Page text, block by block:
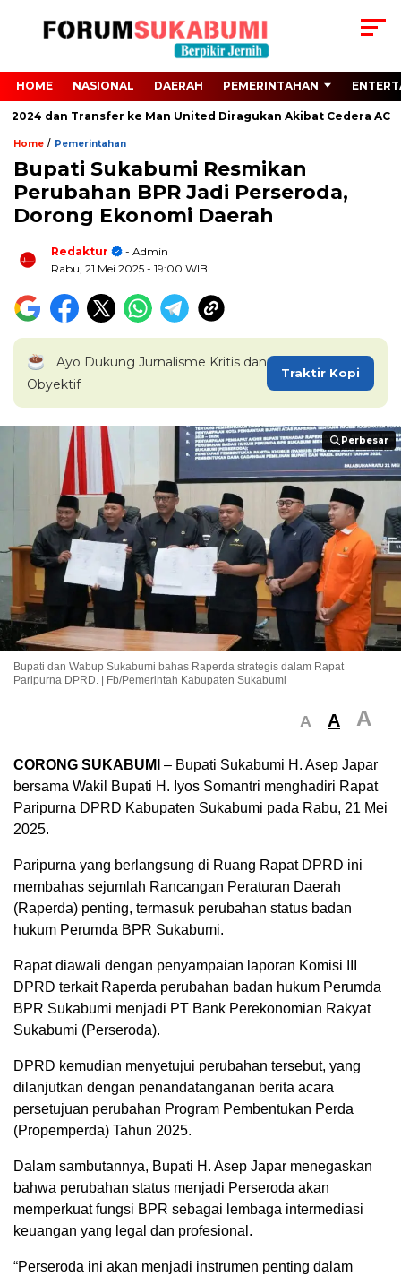
HOME NASIONAL DAERAH PEMERINTAHAN
dan Transfer ke Man United Diragukan Akibat Cedera ACL
Home / Pemerintahan
Bupati Sukabumi Resmikan
Perubahan BPR Jadi Perseroda,
Dorong Ekonomi Daerah
Redaktur
- Admin
Rabu, 21 Mei 2025 - 19:00 WIB
Ayo Dukung Jurnalisme Kritis dan
Obyektif
Traktir Kopi
Perbesar
Perbesar
Bupati dan Wabup Sukabumi bahas Raperda strategis dalam Rapat
Paripurna DPRD. | Fb/Pemerintah Kabupaten Sukabumi
A A A
CORONG SUKABUMI – Bupati Sukabumi H. Asep Japar
bersama Wakil Bupati H. Iyos Somantri menghadiri Rapat
Paripurna DPRD Kabupaten Sukabumi pada Rabu, 21 Mei
2025.
Paripurna yang berlangsung di Ruang Rapat DPRD ini
membahas sejumlah Rancangan Peraturan Daerah
(Raperda) penting, termasuk perubahan status badan
hukum Perumda BPR Sukabumi.
Rapat diawali dengan penyampaian laporan Komisi III
DPRD terkait Raperda perubahan badan hukum Perumda
BPR Sukabumi menjadi PT Bank Perekonomian Rakyat
Sukabumi (Perseroda).
DPRD kemudian menyetujui perubahan tersebut, yang
dilanjutkan dengan penandatanganan berita acara
persetujuan perubahan Program Pembentukan Perda
(Propemperda) Tahun 2025.
Dalam sambutannya, Bupati H. Asep Japar menegaskan
bahwa perubahan status menjadi Perseroda akan
memperkuat fungsi BPR sebagai lembaga intermediasi
keuangan yang legal dan profesional.
“Perseroda ini akan menjadi instrumen penting dalam